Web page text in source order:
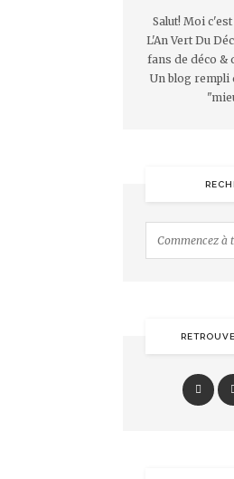
Salut! Moi
L'An Vert Du
fans de déco &
Un blog rempli